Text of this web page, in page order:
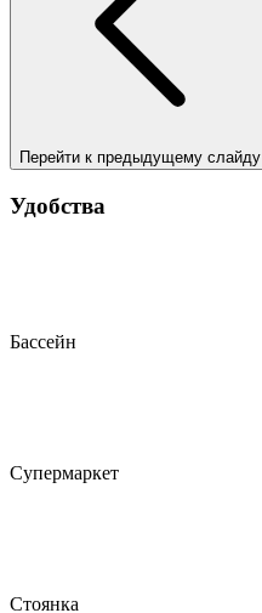
Перейти к предыдущему слайду
Удобства
Бассейн
Супермаркет
Стоянка